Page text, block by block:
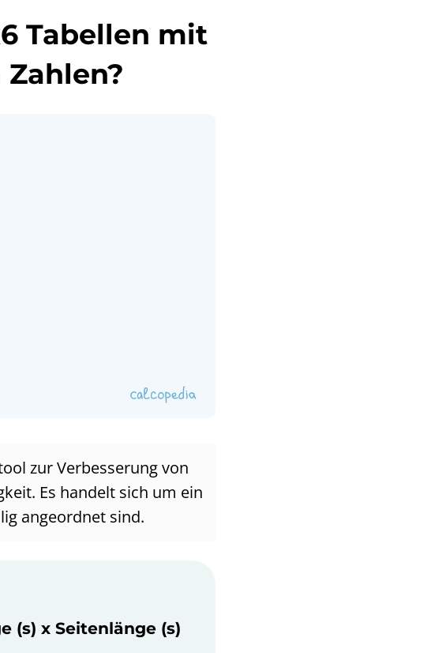
Tabellen mit
zur Verbesserung von
Es handelt sich um ein
angeordnet sind.
(s) x Seitenlänge (s)